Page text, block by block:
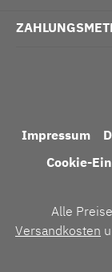
Impressum
Cookie-
Alle
Versandkosten